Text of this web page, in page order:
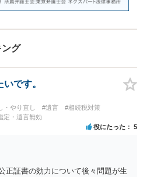
グ
です。
・やり直し #遺言
#相続税対策
定・遺言無効
役にたった 5
正証書の効力について後々問題が生